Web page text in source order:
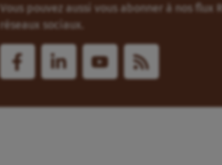
Vous pouvez aussi vous abonner à nos flux
réseaux sociaux.